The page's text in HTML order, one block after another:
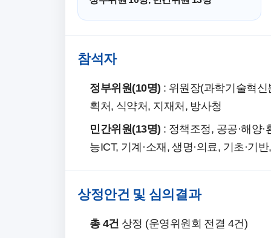
참석자
정부위원(10명) : 위원장(과학기술혁
획처, 식약처, 지재처, 방사청
민간위원(13명) : 정책조정, 공공·해양
능ICT, 기계·소재, 생명·의료, 기초·기
상정안건 및 심의결과
총 4건 상정 (운영위원회 전결 4건)